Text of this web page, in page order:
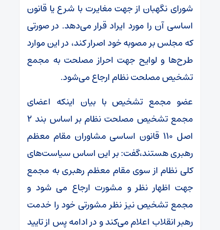
شورای نگهبان از جهت مغایرت با شرع یا قانون
اساسی آن را مورد ایراد قرار می‌دهد. در صورتی
که مجلس بر مصوبه خود اصرار کند، در این موارد
طرح‌ها و لوایح جهت احراز مصلحت به مجمع
تشخیص مصلحت نظام ارجاع می‌شود.
عضو مجمع تشخیص با بیان اینکه اعضای
مجمع تشخیص مصلحت نظام بر اساس بند ۲
اصل ۱۱۰ قانون اساسی مشاوران مقام معظم
رهبری هستند،گفت: بر این اساس سیاست‌های
کلی نظام از سوی مقام معظم رهبری به مجمع
جهت اظهار نظر و مشورت ارجاع می‌ شود و
مجمع تشخیص نیز نظر مشورتی خود را خدمت
رهبر انقلاب اعلام می‌کند و در ادامه پس از تایید